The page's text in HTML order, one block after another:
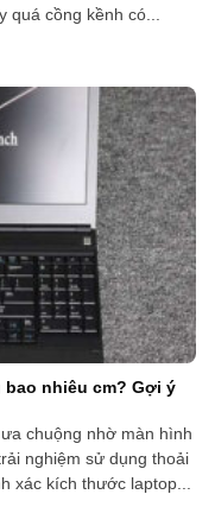
quá cồng kềnh có...
nhiêu cm? Gợi ý
chuộng nhờ màn hình
nghiệm sử dụng thoải
xác kích thước laptop...